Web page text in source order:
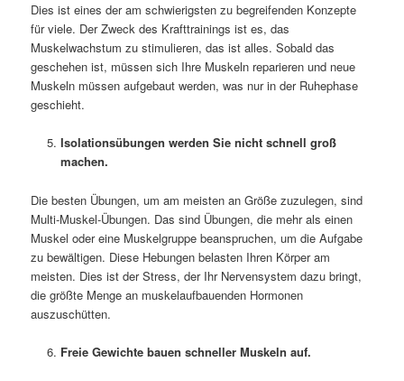
Dies ist eines der am schwierigsten zu begreifenden Konzepte
für viele. Der Zweck des Krafttrainings ist es, das
Muskelwachstum zu stimulieren, das ist alles. Sobald das
geschehen ist, müssen sich Ihre Muskeln reparieren und neue
Muskeln müssen aufgebaut werden, was nur in der Ruhephase
geschieht.
Isolationsübungen werden Sie nicht schnell groß
machen.
Die besten Übungen, um am meisten an Größe zuzulegen, sind
Multi-Muskel-Übungen. Das sind Übungen, die mehr als einen
Muskel oder eine Muskelgruppe beanspruchen, um die Aufgabe
zu bewältigen. Diese Hebungen belasten Ihren Körper am
meisten. Dies ist der Stress, der Ihr Nervensystem dazu bringt,
die größte Menge an muskelaufbauenden Hormonen
auszuschütten.
Freie Gewichte bauen schneller Muskeln auf.